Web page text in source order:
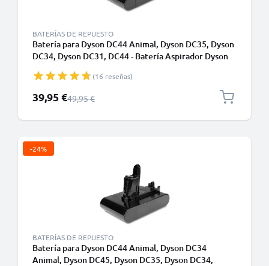
BATERÍAS DE REPUESTO
Batería para Dyson DC44 Animal, Dyson DC35, Dyson
DC34, Dyson DC31, DC44 - Batería Aspirador Dyson
- Batería de encaje a presión - de CELLONIC
(16 reseñas)
Precio especial
39,95 €Precio normal
49,95 €
-24%
BATERÍAS DE REPUESTO
Batería para Dyson DC44 Animal, Dyson DC34
Animal, Dyson DC45, Dyson DC35, Dyson DC34,